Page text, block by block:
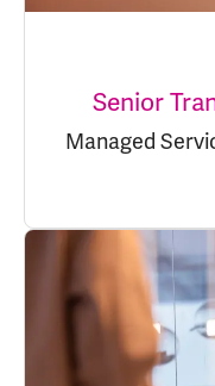
Senior
Managed